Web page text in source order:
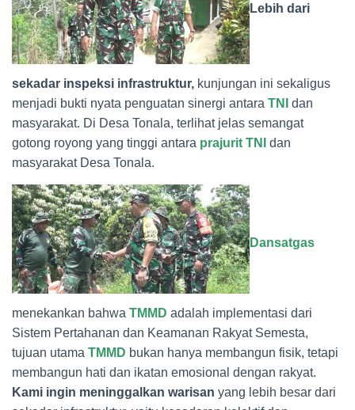
Lebih dari
sekadar inspeksi infrastruktur, kunjungan ini sekaligus
menjadi bukti nyata penguatan sinergi antara TNI
dan
masyarakat. Di Desa Tonala, terlihat jelas semangat
gotong royong yang tinggi antara prajurit TNI
dan
masyarakat Desa Tonala.
Dansatgas
menekankan bahwa TMMD adalah implementasi dari
Sistem Pertahanan dan Keamanan Rakyat Semesta,
tujuan utama TMMD bukan hanya membangun fisik, tetapi
membangun hati dan ikatan emosional dengan rakyat.
Kami ingin meninggalkan warisan yang lebih besar dari